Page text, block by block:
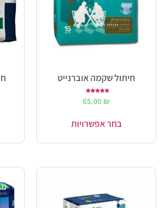
חיתול שקמה אוברנייט
5.00
65.00 ₪
בחר אפשרויות